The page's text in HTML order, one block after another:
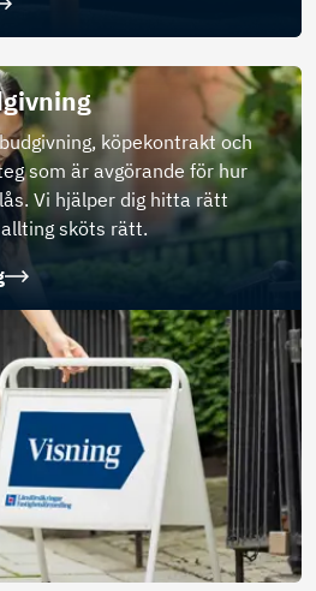
köpekontrakt och
som är avgörande för hur
Vi hjälper dig hitta rätt
sköts rätt.